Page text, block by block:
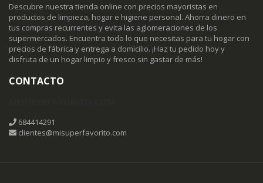
Descubre nuestra tienda online con precios mayoristas en
productos de limpieza, hogar e higiene personal. Ahorra dinero en
tus compras recurrentes y evita las aglomeraciones de los
supermercados. Encuentra todo lo que necesitas para tu hogar con
precios de fábrica y entrega a domicilio. ¡Haz tu pedido hoy y
disfruta de un hogar limpio y fresco sin gastar de más!
CONTACTO
684414291
clientes@misuperfavorito.com